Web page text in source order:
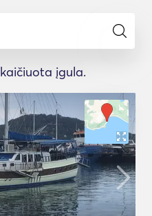
įgula.